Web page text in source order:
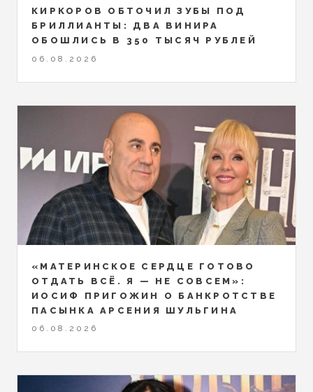
КИРКОРОВ ОБТОЧИЛ ЗУБЫ ПОД
БРИЛЛИАНТЫ: ДВА ВИНИРА
ОБОШЛИСЬ В 350 ТЫСЯЧ РУБЛЕЙ
06.08.2026
«МАТЕРИНСКОЕ СЕРДЦЕ ГОТОВО
ОТДАТЬ ВСЁ. Я — НЕ СОВСЕМ»:
ИОСИФ ПРИГОЖИН О БАНКРОТСТВЕ
ПАСЫНКА АРСЕНИЯ ШУЛЬГИНА
06.08.2026